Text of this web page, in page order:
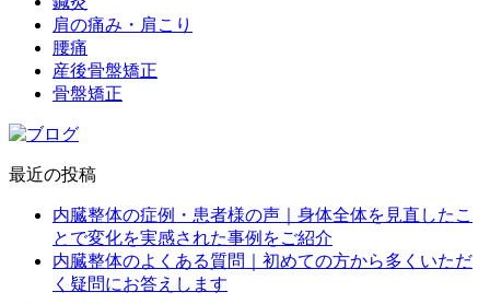
肩の痛み・肩こり
腰痛
産後骨盤矯正
骨盤矯正
最近の投稿
内臓整体の症例・患者様の声｜身体全体を見直したこ
とで変化を実感された事例をご紹介
内臓整体のよくある質問｜初めての方から多くいただ
く疑問にお答えします